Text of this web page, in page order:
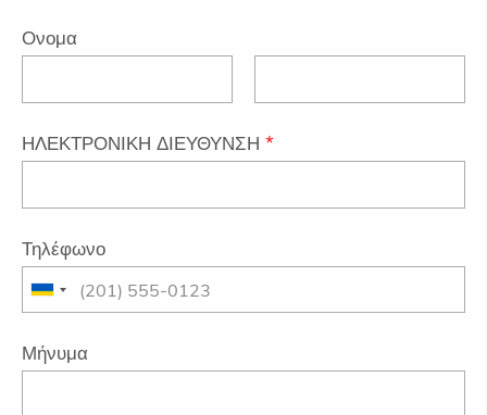
Ονομα
ΗΛΕΚΤΡΟΝΙΚΗ ΔΙΕΥΘΥΝΣΗ *
Τηλέφωνο
Μήνυμα